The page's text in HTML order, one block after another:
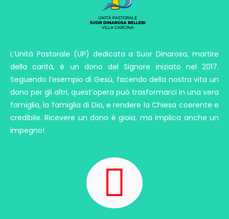
L’Unità Pastorale (UP) dedicata a Suor Dinarosa, martire
della carità, è un dono del Signore iniziato nel 2017.
Seguendo l’esempio di Gesù, facendo della nostra vita un
dono per gli altri, quest’opera può trasformarci in una vera
famiglia, la famiglia di Dio, e rendere la Chiesa coerente e
credibile. Ricevere un dono è gioia, ma implica anche un
impegno!